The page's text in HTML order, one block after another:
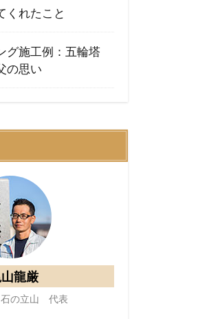
くれたこと
グ施工例：五輪塔
の思い
龍厳
の立山 代表